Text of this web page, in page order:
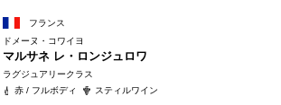
フランス
ドメーヌ・コワイヨ
マルサネ レ・ロンジュロワ
ラグジュアリークラス
赤 / フルボディ
スティルワイン